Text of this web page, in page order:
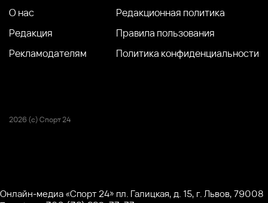
О нас
Редакция
Рекламодателям
Редакционная политика
Правила пользования
Политика конфиденциальности
2026 (с) Спорт 24
Онлайн-медиа «Спорт 24» пл. Галицкая, д. 15, г. Львов, 79008